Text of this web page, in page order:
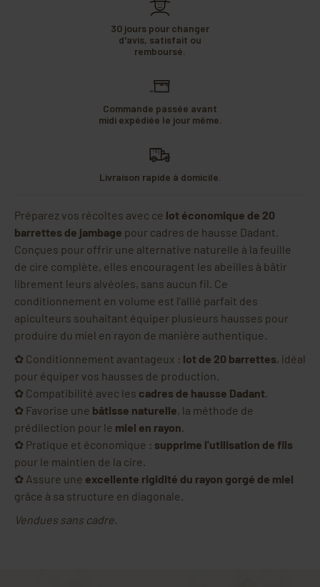
30 jours pour changer
d'avis, satisfait ou
remboursé.
Commande passée avant
midi expédiée le jour même.
Livraison rapide à domicile.
Préparez vos récoltes avec ce lot économique de 20
barrettes de jambage pour cadres de hausse Dadant.
Conçues pour offrir une alternative naturelle à la feuille
de cire complète, elles encouragent les abeilles à bâtir
librement leurs alvéoles, sans aucun fil. Ce
conditionnement en volume est l'allié parfait des
apiculteurs souhaitant équiper plusieurs hausses pour
produire du miel en rayon de manière authentique.
✿ Conditionnement avantageux : lot de 20 barrettes, idéal
pour équiper vos hausses de production.
✿ Compatibilité avec les cadres de hausse Dadant.
✿ Favorise une bâtisse naturelle, la méthode de
prédilection pour le miel en rayon.
✿ Pratique et économique : supprime l'utilisation de fils
pour le maintien de la cire.
✿ Assure une excellente rigidité du rayon gorgé de miel
grâce à sa structure en diagonale.
Vendues sans cadre.